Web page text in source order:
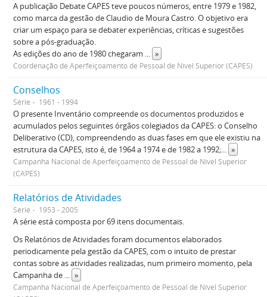
A publicação Debate CAPES teve poucos números, entre 1979 e 1982,
como marca da gestão de Claudio de Moura Castro. O objetivo era
criar um espaço para se debater experiências, críticas e sugestões
sobre a pós-graduação.
As edições do ano de 1980 chegaram ... »
Coordenação de Aperfeiçoamento de Pessoal de Nível Superior (CAPES)
Conselhos
Série 1961 - 1994
O presente Inventário compreende os documentos produzidos e
acumulados pelos seguintes órgãos colegiados da CAPES: o Conselho
Deliberativo (CD), compreendendo as duas fases em que ele existiu na
estrutura da CAPES, isto é, de 1964 a 1974 e de 1982 a 1992;... »
Campanha Nacional de Aperfeiçoamento de Pessoal de Nível Superior
(CAPES)
Relatórios de Atividades
Série 1953 - 2005
A série está composta por 69 itens documentais.
Os Relatórios de Atividades foram documentos elaborados
periodicamente pela gestão da CAPES, com o intuito de prestar
contas sobre as atividades realizadas, num primeiro momento, pela
Campanha de ... »
Campanha Nacional de Aperfeiçoamento de Pessoal de Nível Superior